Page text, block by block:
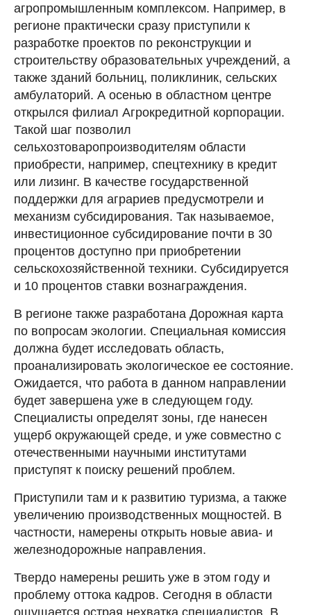
агропромышленным комплексом. Например, в
регионе практически сразу приступили к
разработке проектов по реконструкции и
строительству образовательных учреждений, а
также зданий больниц, поликлиник, сельских
амбулаторий. А осенью в областном центре
открылся филиал Агрокредитной корпорации.
Такой шаг позволил
сельхозтоваропроизводителям области
приобрести, например, спецтехнику в кредит
или лизинг. В качестве государственной
поддержки для аграриев предусмотрели и
механизм субсидирования. Так называемое,
инвестиционное субсидирование почти в 30
процентов доступно при приобретении
сельскохозяйственной техники. Субсидируется
и 10 процентов ставки вознаграждения.
В регионе также разработана Дорожная карта
по вопросам экологии. Специальная комиссия
должна будет исследовать область,
проанализировать экологическое ее состояние.
Ожидается, что работа в данном направлении
будет завершена уже в следующем году.
Специалисты определят зоны, где нанесен
ущерб окружающей среде, и уже совместно с
отечественными научными институтами
приступят к поиску решений проблем.
Приступили там и к развитию туризма, а также
увеличению производственных мощностей. В
частности, намерены открыть новые авиа- и
железнодорожные направления.
Твердо намерены решить уже в этом году и
проблему оттока кадров. Сегодня в области
ощущается острая нехватка специалистов. В